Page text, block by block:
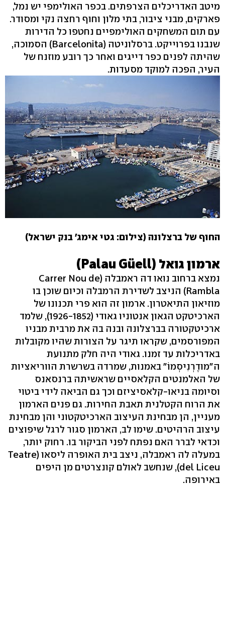
מיטב האדריכלים הצרפתים. בכפר האולימפי יש נמל,
פארקים, מבני ציבור, בתי מלון וחוף רחצה נקי ומסודר.
עם תום המשחקים האולימפיים נחטפו כל הדירות
שנבנו בפרוייקט. ברסלוניטה (Barcelonita) הסמוכה,
שהיתה לפנים כפר דייגים ואחר כך רובע מוזנח של
העיר, הפכה למוקד מסעדות.
החוף של ברצלונה (צילום: גטי אימג' בנק ישראל)
ארמון גואל (Palau Güell)
נמצא ברחוב נואו דה ראמבלה (Carrer Nou de
Rambla) הניצב לשדירת הרמבלה וכיום שוכן בו
מוזיאון התיאטרון. ארמון זה הוא פרי תכנונו של
הארכיטקט הגאון אנטוניו גאודי (1926-1852), שלמד
ארכיטקטורה בברצלונה ובנה בה את מרבית מבניו
המפורסמים, שקראו תיגר על הצורות שהיו מקובלות
באדריכלות עד זמנו. גאודי היה חלק מתנועת
ה"מודֶרְנִיסְמוֹ" באמנות, שמרדה בשרשרת הווריאציות
של האלמנטים הקלאסיים שראשיתה ברנסאנס
וסיומה בניאו-קלאסיציזם וכך גם הביאה לידי ביטוי
את הרוח הקטלנית תאבת החירות. גם פנים הארמון
מעניין, הן מבחינת העיצוב הארכיטקטוני והן מבחינת
עיצוב הרהיטים. שימו לב, הארמון סגור לרגל שיפוצים
וכדאי לברר האם נפתח לפני הביקור בו. רחוק יותר,
במעלה לה ראמבלה, ניצב בית האופרה ליסאו (Teatre
del Liceu), שנחשב לאולם קונצרטים מן היפים
באירופה.